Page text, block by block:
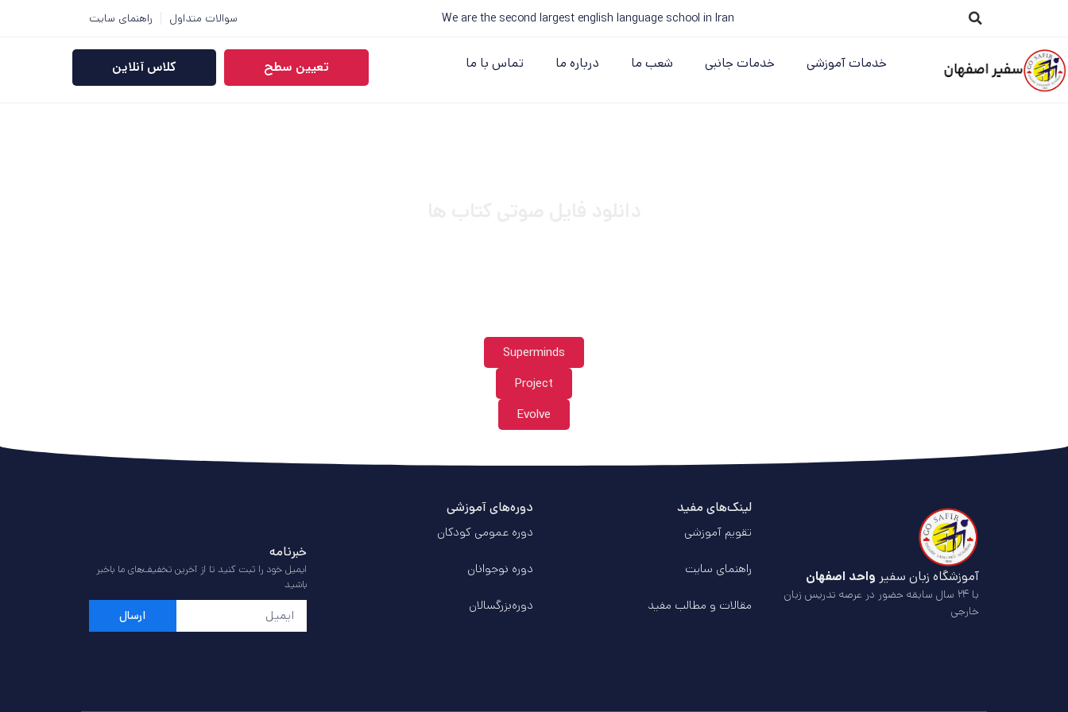
We are the second largest english language school in Iran سوالات متداول راهنمای سایت
خدمات آموزشی خدمات جانبی شعب ما درباره ما تماس با ما تعیین سطح کلاس آنلاین
Superminds
Project
Evolve
آموزشگاه زبان سفیر واحد اصفهان
با ۲۴ سال سابقه حضور در عرصه تدریس زبان
خارجی
لینک‌های مفید
تقویم آموزشی
راهنمای سایت
مقالات و مطالب مفید
دوره‌های آموزشی
دوره عمومی کودکان
دوره‌ نوجوانان
دوره‌بزرگسالان
خبرنامه
ایمیل خود را ثبت کنید تا از آخرین تخفیف‌های ما باخبر
باشید
ارسال